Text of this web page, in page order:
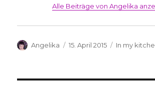
Alle Beiträge von Angelika
Autor
Angelika
Veröffentlicht
15. April 2015 Kategorien
In my